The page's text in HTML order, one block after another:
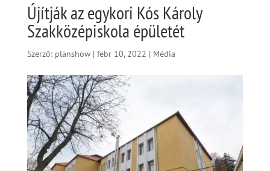
Újítják az egykori Kós Károly
Szakközépiskola épületét
Szerző: planshow| febr 10, 2022 | Média